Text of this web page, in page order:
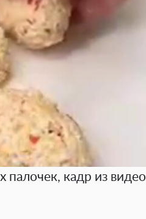
палочек, кадр из видео